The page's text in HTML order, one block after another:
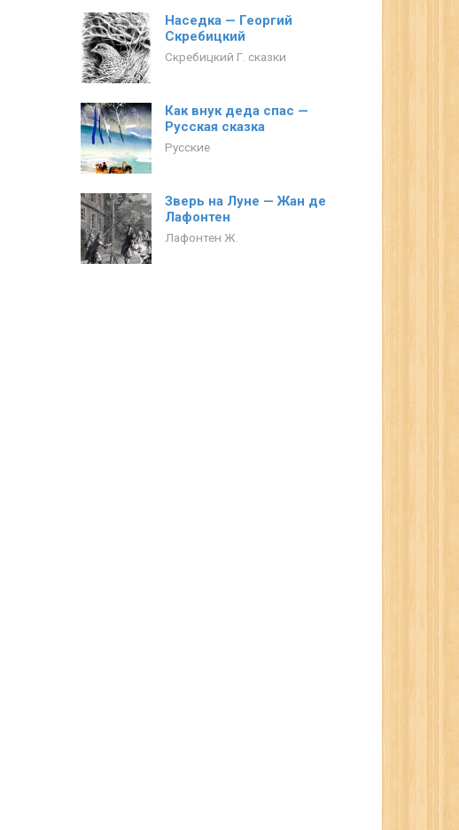
Наседка — Георгий
Скребицкий
Скребицкий Г. сказки
Как внук деда спас —
Русская сказка
Русские
Зверь на Луне — Жан де
Лафонтен
Лафонтен Ж.